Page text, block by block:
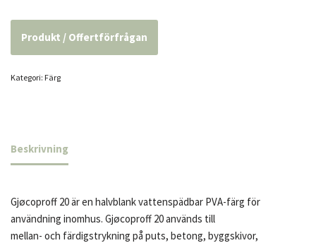
Produkt / Offertförfrågan
Kategori: Färg
Beskrivning
Gjøcoproff 20 är en halvblank vattenspädbar PVA-färg för
användning inomhus. Gjøcoproff 20 används till
mellan- och färdigstrykning på puts, betong, byggskivor,